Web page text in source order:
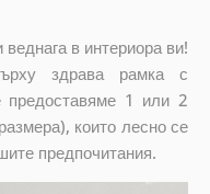
в интериора ви!
здрава рамка с
1 или 2
които лесно се
предпочитания.